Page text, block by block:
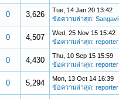
0 3,626
Tue, 14 Jan 20 13:42
ข้อความล่าสุด:Sangavi
0 4,507
Wed, 25 Nov 15 15:42
ข้อความล่าสุด:reporter
0 4,430
Thu, 10 Sep 15 15:59
ข้อความล่าสุด:reporter
0 5,294
Mon, 13 Oct 14 16:39
ข้อความล่าสุด:reporter